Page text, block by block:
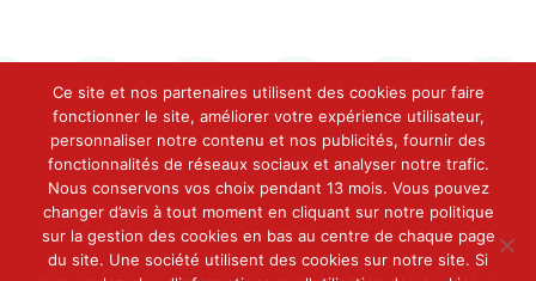
Ce site et nos partenaires utilisent des cookies pour faire
fonctionner le site, améliorer votre expérience utilisateur,
personnaliser notre contenu et nos publicités, fournir des
fonctionnalités de réseaux sociaux et analyser notre trafic.
Nous conservons vos choix pendant 13 mois. Vous pouvez
changer d’avis à tout moment en cliquant sur notre politique
sur la gestion des cookies en bas au centre de chaque page
du site. Une société utilisent des cookies sur notre site. Si
Contact
Conserveries Des Cinq Océans
Immeuble The Curve
48-50 Avenue du Général De Gaulle
92800 Puteaux